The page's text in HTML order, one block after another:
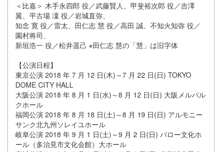
＜比嘉＞ 木手永四郎 役／武藤賢人、甲斐裕次郎 役／吉澤
翼、平古場 凜 役／岩城直弥、
知念 寛 役／雷太、田仁志 慧 役／高田 誠、不知火知弥 役／
園村将司、
新垣浩一 役／松井遥己 ※田仁志 慧の「慧」は旧字体
【公演日程】
東京公演 2018 年 7 月 12 日(木)～7 月 22 日(日) TOKYO
DOME CITY HALL
大阪公演 2018 年 8 月 1 日(水)～8 月 12 日(日) 大阪メルパル
クホール
福岡公演 2018 年 8 月 18 日(土)～8 月 19 日(日) アルモニー
サンク北九州ソレイユホール
岐阜公演 2018 年 9 月 1 日(土)～9 月 2 日(日) バロー文化ホ
ール（多治見市文化会館）大ホール